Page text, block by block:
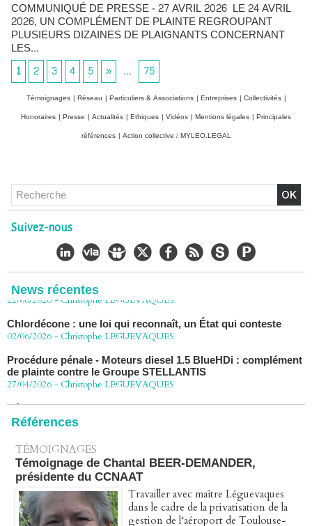
COMMUNIQUÉ DE PRESSE - 27 AVRIL 2026 LE 24 AVRIL
2026, UN COMPLÉMENT DE PLAINTE REGROUPANT
PLUSIEURS DIZAINES DE PLAIGNANTS CONCERNANT
LES...
1
2 3 4 5 » ... 75
Témoignages | Réseau | Particuliers & Associations | Entreprises | Collectivités |
Honoraires | Presse | Actualités | Ethiques | Vidéos | Mentions légales | Principales
références | Action collective / MYLEO.LEGAL
Suivez-nous
News récentes
Chlordécone : un non-lieu confirmé, la bataille se déplace
vers la Cour de cassation
30/06/2026 -Christophe LEGUEVAQUES
CHLORDÉCONE Déclaration de Me Christophe
LÈGUEVAQUES (CLE), avocat de parties civiles, après la
décision de confirmation du non-lieu
22/06/2026 -Christophe LEGUEVAQUES
Chlordécone : une loi qui reconnaît, un État qui conteste
02/06/2026 -Christophe LEGUEVAQUES
Procédure pénale - Moteurs diesel 1.5 BlueHDi : complément
de plainte contre le Groupe STELLANTIS
27/04/2026 -Christophe LEGUEVAQUES
Péage autoroute : tout savoir (ou presque) sur l'action
collective ouverte le 2 avril
07/04/2026 -Christophe LEGUEVAQUES
Références
TÉMOIGNAGES
Témoignage de Chantal BEER-DEMANDER,
présidente du CCNAAT
Travailler avec maître Léguevaques
dans le cadre de la privatisation de la
gestion de l‘aéroport de Toulouse-